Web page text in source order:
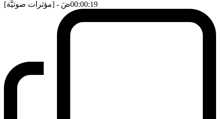
[مؤثرات صوتيَّة] - 00:00:19ضَ